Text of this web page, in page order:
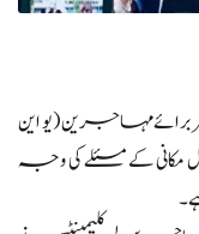
برائے مہاجرین (یو این
کے مسئلے کی وجہ